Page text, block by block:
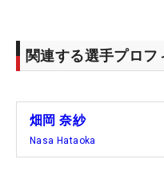
関連する選手プロフ
畑岡 奈紗
Nasa Hataoka